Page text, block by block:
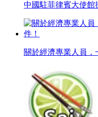
中國駐菲律賓大使館
關於經濟專業人員，